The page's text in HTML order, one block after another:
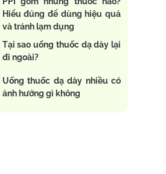
Hiểu đúng để dùng hiệu quả
và tránh lạm dụng
Tại sao uống thuốc dạ dày lại
đi ngoài?
Uống thuốc dạ dày nhiều có
ảnh hưởng gì không